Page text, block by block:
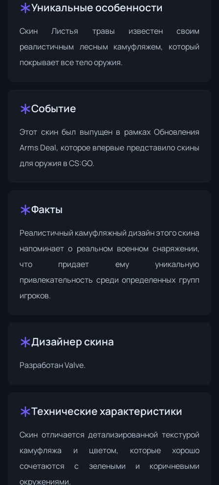
Уникальные особенности
Скин Листья травы известен своим
реалистичным лесным камуфляжем, который
покрывает все тело оружия.
Событие
Этот скин был выпущен в рамках Обновления
Arms Deal, которое впервые представило скины
для оружия в CS:GO.
Факты
Реалистичный камуфляжный дизайн этого скина
напоминает о реальном военном снаряжении,
что придает ему уникальную
привлекательность среди определенных групп
игроков.
Дизайнер скина
РазработанValve.
Технические характеристики
Скин отличается детализированной текстурой
камуфляжа и цветом, которые хорошо
сочетаются с зелеными и коричневыми
окружениями.